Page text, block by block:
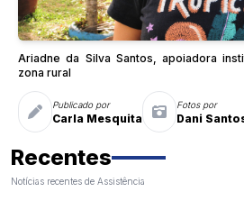
Ariadne da Silva Santos, apoiadora
zona rural
Publicado por
Carla Mesquita
Fotos por
Dani
Recentes
Notícias recentes de Assistência